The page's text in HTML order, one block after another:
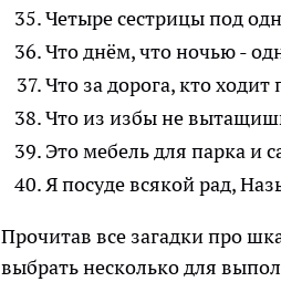
Четыре сестрицы под
Что днём, что ночью -
Что за дорога, кто
Что из избы не
Это мебель для парка и
Я посуде всякой рад,
Прочитав все загадки про
выбрать несколько для